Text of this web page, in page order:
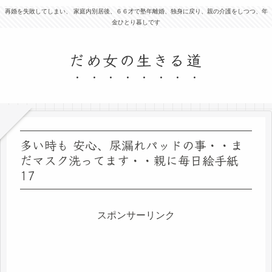
再婚を失敗してしまい、 家庭内別居後、６６才で塾年離婚、独身に戻り、親の介護をしつつ、年
金ひとり暮しです
だめ女の生きる道
多い時も 安心、尿漏れパッドの事・・ま
だマスク洗ってます・・親に毎日絵手紙
17
スポンサーリンク